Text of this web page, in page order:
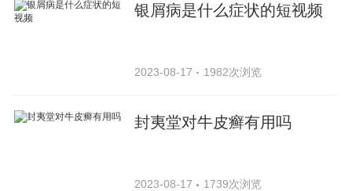
银屑病是什么症状的短视频
2023-08-17 1982次浏览
封夷堂对牛皮癣有用吗
2023-08-17 1739次浏览